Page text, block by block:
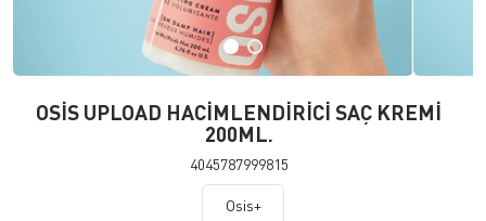
OSİS UPLOAD HACİMLENDİRİCİ SAÇ KREMİ
200ML.
4045787999815
Osis+